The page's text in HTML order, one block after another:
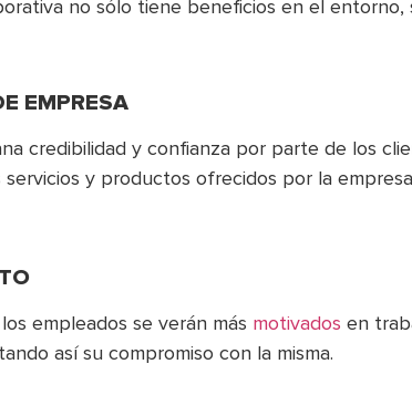
no sólo tiene beneficios en el
EMPRESA
credibilidad y confianza por parte de los
servicios y productos ofrecidos por la
empleados se verán más motivados en
así su compromiso con la misma.